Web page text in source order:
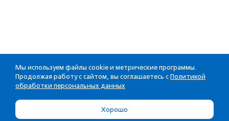
Мы используем файлы cookie и метрические программы.
Продолжая работу с сайтом, вы соглашаетесь с Политикой
обработки персональных данных
Хорошо